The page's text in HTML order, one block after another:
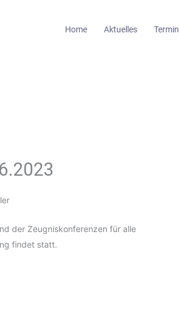
Home Aktuelles
der Zeugniskonferenzen für alle
findet statt.